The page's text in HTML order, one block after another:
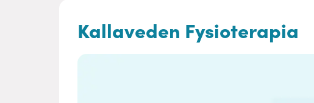
Kallaveden Fysioterapia